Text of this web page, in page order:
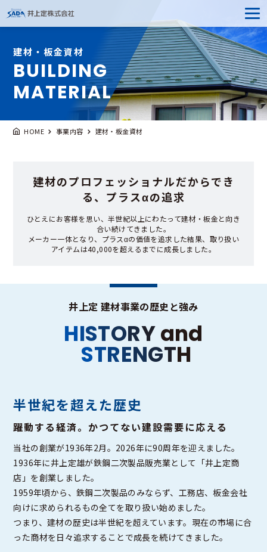
建材・板金資材
BUILDING
MATERIAL
HOME 事業内容 建材・板金資材
建材のプロフェッショナルだからでき
る、プラスαの追求
ひとえにお客様を思い、半世紀以上にわたって建材・板金と向き
合い続けてきました。
メーカー一体となり、プラスαの価値を追求した結果、取り扱い
アイテムは40,000を超えるまでに成長しました。
井上定 建材事業の歴史と強み
HISTORYand
STRENGTH
半世紀を超えた歴史
躍動する経済。かつてない建設需要に応える
当社の創業が1936年2月。2026年に90周年を迎えました。
1936年に井上定雄が鉄鋼二次製品販売業として「井上定商
店」を創業しました。
1959年頃から、鉄鋼二次製品のみならず、工務店、板金会社
向けに求められるもの全てを取り扱い始めました。
つまり、建材の歴史は半世紀を超えています。現在の市場に合
った商材を日々追求することで成長を続けてきました。